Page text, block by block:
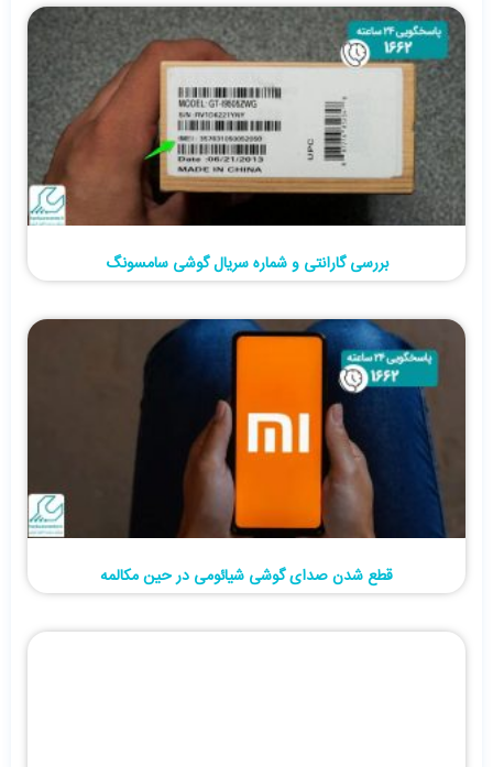
بررسی گارانتی و شماره سریال گوشی سامسونگ
قطع شدن صدای گوشی شیائومی در حین مکالمه